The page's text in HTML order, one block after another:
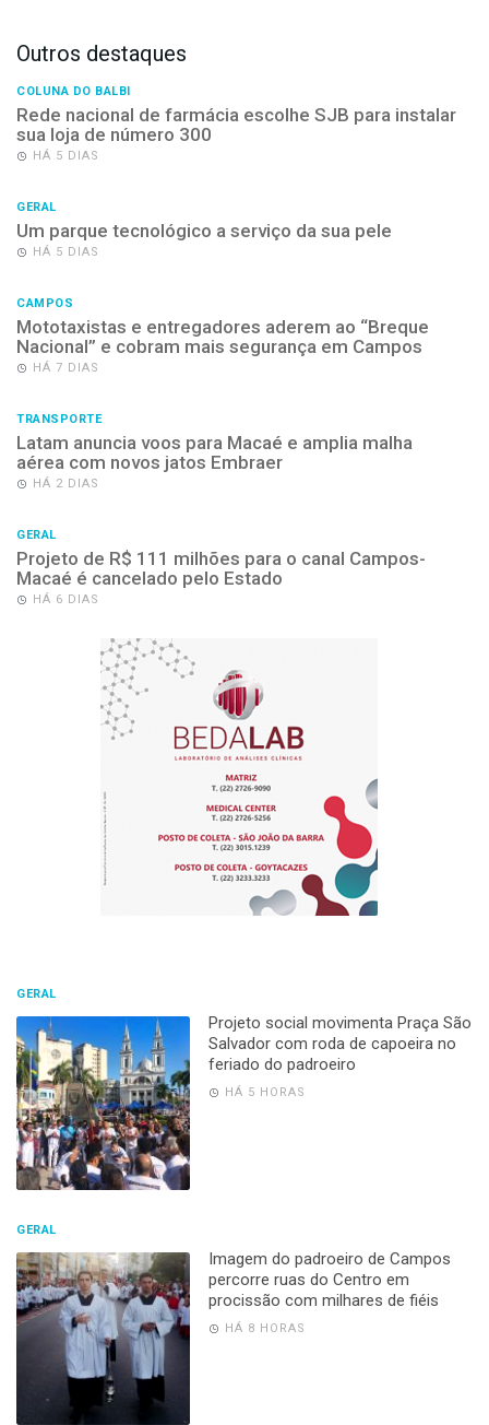
Outros destaques
COLUNA DO BALBI
Rede nacional de farmácia escolhe SJB para instalar
sua loja de número 300
HÁ 5 DIAS
GERAL
Um parque tecnológico a serviço da sua pele
HÁ 5 DIAS
CAMPOS
Mototaxistas e entregadores aderem ao “Breque
Nacional” e cobram mais segurança em Campos
HÁ 7 DIAS
TRANSPORTE
Latam anuncia voos para Macaé e amplia malha
aérea com novos jatos Embraer
HÁ 2 DIAS
GERAL
Projeto de R$ 111 milhões para o canal Campos-
Macaé é cancelado pelo Estado
HÁ 6 DIAS
GERAL
Projeto social movimenta Praça São
Salvador com roda de capoeira no
feriado do padroeiro
HÁ 5 HORAS
GERAL
Imagem do padroeiro de Campos
percorre ruas do Centro em
procissão com milhares de fiéis
HÁ 8 HORAS